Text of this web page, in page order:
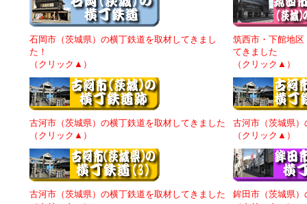
石岡市（茨城県）の横丁鉄道を取材してきまし
た！
（クリック▲）
筑西市・下館地
てきました
（クリック▲）
古河市（茨城県）の横丁鉄道を取材してきました
（クリック▲）
古河市（茨城県
（クリック▲）
古河市（茨城県）の横丁鉄道を取材してきました
鉾田市（茨城県